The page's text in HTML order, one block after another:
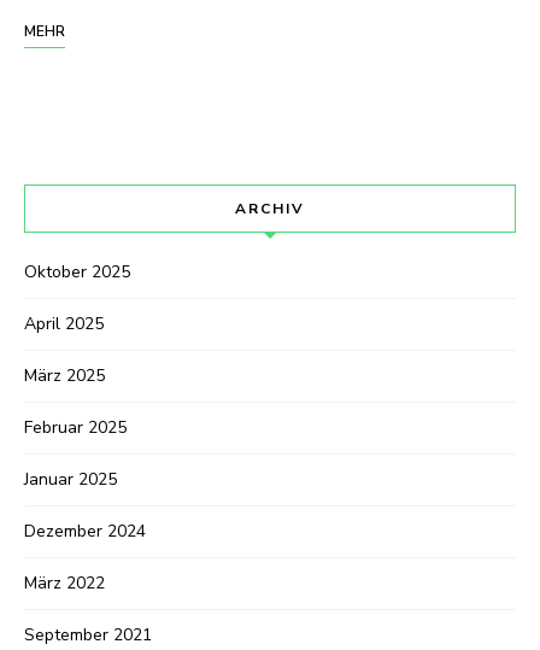
MEHR
ARCHIV
Oktober 2025
April 2025
März 2025
Februar 2025
Januar 2025
Dezember 2024
März 2022
September 2021